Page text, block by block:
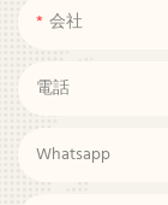
会社
電話
Whatsapp